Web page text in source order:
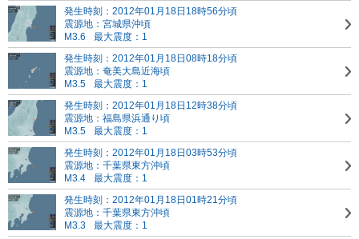
発生時刻：2012年01月18日18時56分頃
震源地：宮城県沖頃
M3.6
最大震度：1
発生時刻：2012年01月18日08時18分頃
震源地：奄美大島近海頃
M3.5
最大震度：1
発生時刻：2012年01月18日12時38分頃
震源地：福島県浜通り頃
M3.5
最大震度：1
発生時刻：2012年01月18日03時53分頃
震源地：千葉県東方沖頃
M3.4
最大震度：1
発生時刻：2012年01月18日01時21分頃
震源地：千葉県東方沖頃
M3.3
最大震度：1